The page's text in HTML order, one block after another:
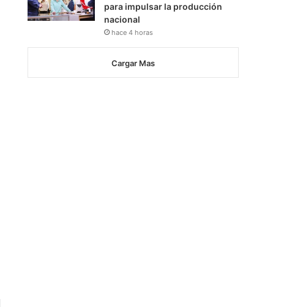
para impulsar la producción
nacional
hace 4 horas
Cargar Mas